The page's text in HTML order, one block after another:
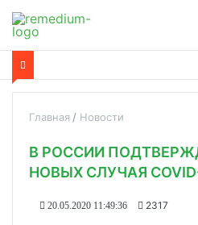
Главная Новости
В РОССИИ
НОВЫХ СЛУЧАЯ
20.05.2020 11:49:36 2317